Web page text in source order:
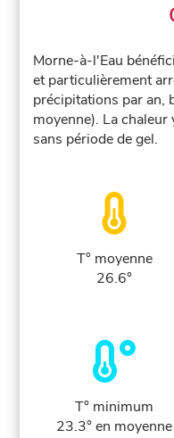
Morne-à-l'Eau
et particulièrement
précipitations par an,
moyenne). La
sans période de gel.
T° moyenne
26.6°
T° minimum
23.3° en moyenne